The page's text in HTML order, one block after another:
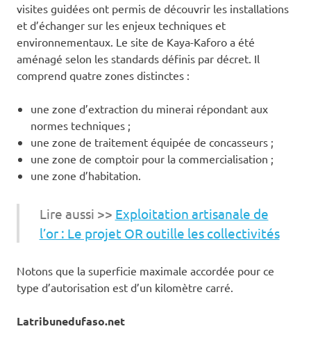
visites guidées ont permis de découvrir les installations
et d’échanger sur les enjeux techniques et
environnementaux. Le site de Kaya-Kaforo a été
aménagé selon les standards définis par décret. Il
comprend quatre zones distinctes :
une zone d’extraction du minerai répondant aux
normes techniques ;
une zone de traitement équipée de concasseurs ;
une zone de comptoir pour la commercialisation ;
une zone d’habitation.
Lire aussi >> Exploitation artisanale de
l’or : Le projet OR outille les collectivités
Notons que la superficie maximale accordée pour ce
type d’autorisation est d’un kilomètre carré.
Latribunedufaso.net